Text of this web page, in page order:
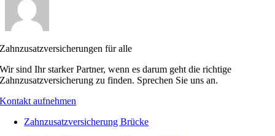
Zahnzusatzversicherungen für alle
Wir sind Ihr starker Partner, wenn es darum geht die richtige
Zahnzusatzversicherung zu finden. Sprechen Sie uns an.
Kontakt aufnehmen
Zahnzusatzversicherung Brücke